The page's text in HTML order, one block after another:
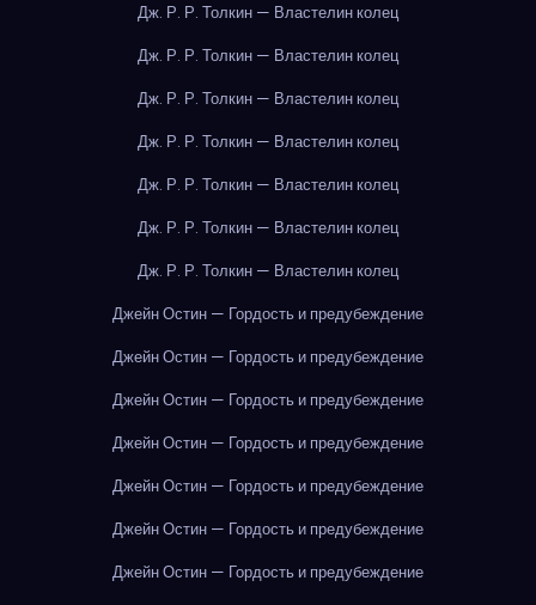
Дж. Р. Р. Толкин — Властелин колец
Дж. Р. Р. Толкин — Властелин колец
Дж. Р. Р. Толкин — Властелин колец
Дж. Р. Р. Толкин — Властелин колец
Дж. Р. Р. Толкин — Властелин колец
Дж. Р. Р. Толкин — Властелин колец
Дж. Р. Р. Толкин — Властелин колец
Джейн Остин — Гордость и предубеждение
Джейн Остин — Гордость и предубеждение
Джейн Остин — Гордость и предубеждение
Джейн Остин — Гордость и предубеждение
Джейн Остин — Гордость и предубеждение
Джейн Остин — Гордость и предубеждение
Джейн Остин — Гордость и предубеждение